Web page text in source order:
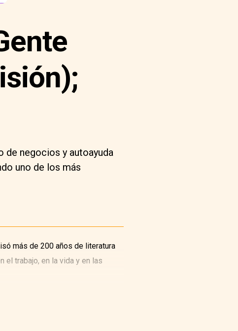
de negocios y autoayuda
uno de los más
más de 200 años de literatura
el trabajo, en la vida y en las
primera vez en 1989. Cada